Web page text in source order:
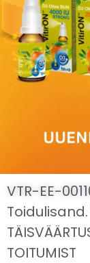
VTR-EE-
Toidulisand.
TOITUMIST